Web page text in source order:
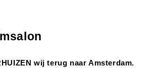
wij terug naar Amsterdam.